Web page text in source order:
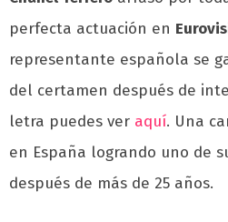
perfecta actuación en
representante española se
del certamen después de
letra puedes ver aquí. Una
en España logrando uno de
después de más de 25 años.